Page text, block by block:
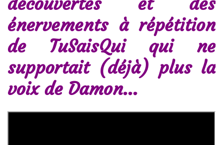
énervements à répétition
de TuSaisQui qui ne
supportait (déjà) plus la
voix de Damon…